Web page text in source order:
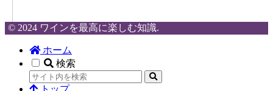
© 2024 ワインを最高に楽しむ知識.
ホーム
検索
トップ